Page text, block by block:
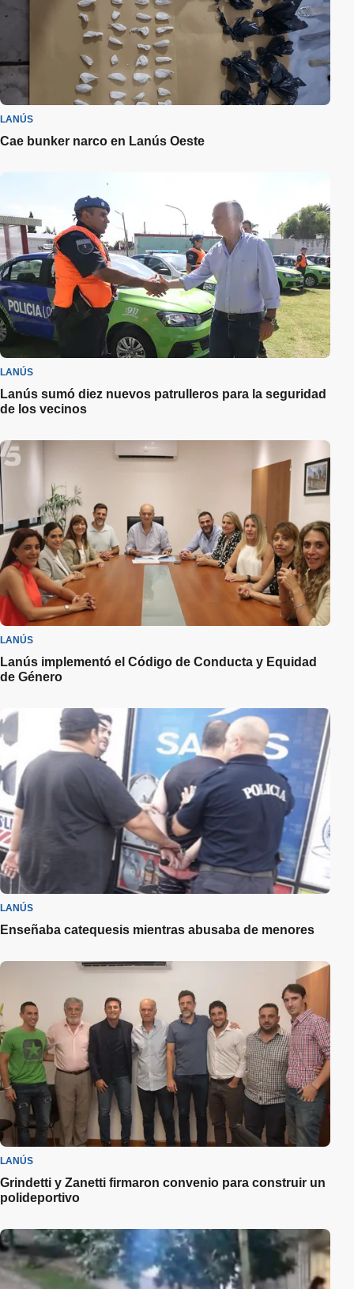
LANÚS
Cae bunker narco en Lanús Oeste
LANÚS
Lanús sumó diez nuevos patrulleros para la seguridad
de los vecinos
LANÚS
Lanús implementó el Código de Conducta y Equidad
de Género
LANÚS
Enseñaba catequesis mientras abusaba de menores
LANÚS
Grindetti y Zanetti firmaron convenio para construir un
polideportivo